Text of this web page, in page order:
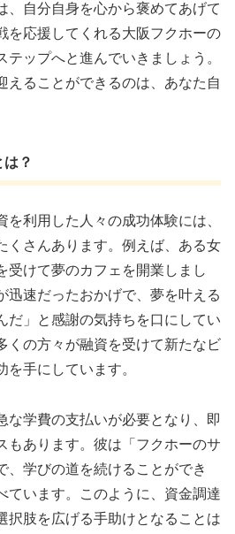
、自分自身を心から褒めてあげて
を応援してくれる大阪フクホーの
ップへと進んでいきましょう。
えることができるのは、あなた自
？
を利用した人々の成功体験には、
くさんあります。例えば、ある女
受けて夢のカフェを開業しまし
迅速だったおかげで、夢を叶える
だ」と感謝の気持ちを口にしてい
くの方々が融資を受けて新たなビ
を手にしています。
な学費の支払いが必要となり、即
もあります。彼は「フクホーのサ
、学びの道を続けることができ
ています。このように、資金調達
択肢を広げる手助けとなることは